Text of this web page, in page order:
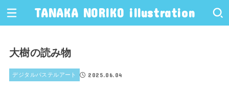
TANAKA NORIKO illustration
大樹の読み物
デジタルパステルアート 2025.06.04